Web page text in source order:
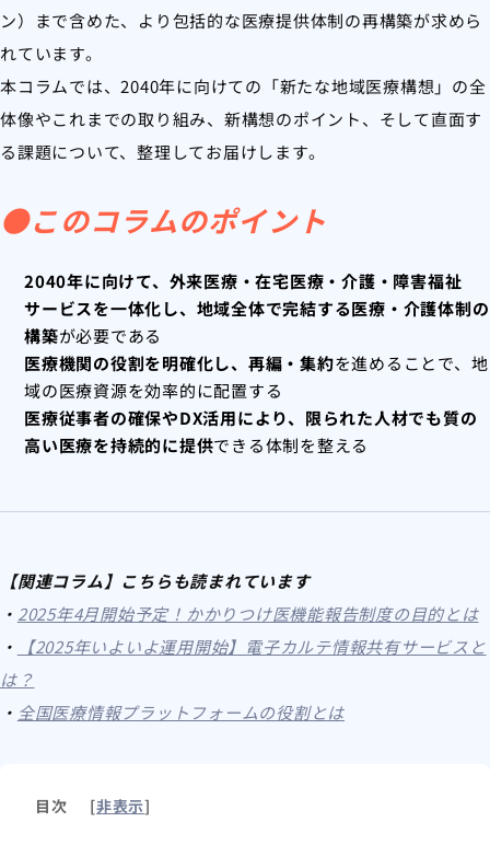
ン）まで含めた、より包括的な医療提供体制の再構築が求めら
れています。
本コラムでは、2040年に向けての「新たな地域医療構想」の全
体像やこれまでの取り組み、新構想のポイント、そして直面す
る課題について、整理してお届けします。
●このコラムのポイント
2040年に向けて、外来医療・在宅医療・介護・障害福祉
サービスを一体化し、地域全体で完結する医療・介護体制の
構築が必要である
医療機関の役割を明確化し、再編・集約を進めることで、地
域の医療資源を効率的に配置する
医療従事者の確保やDX活用により、限られた人材でも質の
高い医療を持続的に提供できる体制を整える
【関連コラム】こちらも読まれています
・ 2025年4月開始予定！かかりつけ医機能報告制度の目的とは
・
【2025年いよいよ運用開始】電子カルテ情報共有サービスと
は？
・ 全国医療情報プラットフォームの役割とは
目次 [非表示]